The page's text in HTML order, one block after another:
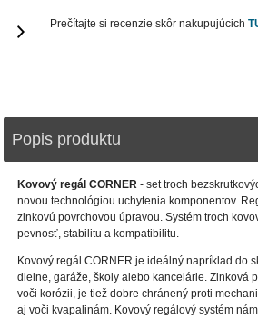
Prečítajte si recenzie skôr nakupujúcich
Popis produktu
Kovový regál CORNER- set troch
novou technológiou uchytenia komponentov.
zinkovú povrchovou úpravou. Systém troch
pevnosť, stabilitu a kompatibilitu.
Kovový regál CORNER je ideálný napríklad do
dielne, garáže, školy alebo kancelárie. Zinková
voči korózii, je tiež dobre chránený proti
aj voči kvapalinám. Kovový regálový systém